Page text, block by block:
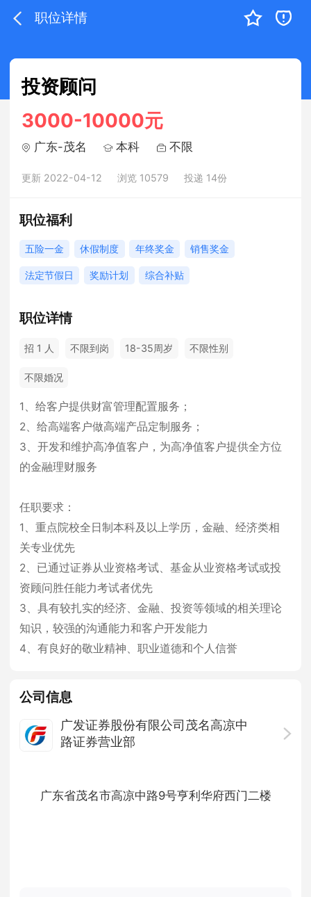
职位详情
投资顾问
3000-10000元
广东-茂名 本科 不限
更新 2022-04-12 浏览 10579 投递 14份
职位福利
五险一金 休假制度 年终奖金 销售奖金
法定节假日 奖励计划 综合补贴
职位详情
招 1 人 不限到岗 18-35周岁 不限性别
不限婚况
1、给客户提供财富管理配置服务；
2、给高端客户做高端产品定制服务；
3、开发和维护高净值客户，为高净值客户提供全方位
的金融理财服务
任职要求：
1、重点院校全日制本科及以上学历，金融、经济类相
关专业优先
2、已通过证券从业资格考试、基金从业资格考试或投
资顾问胜任能力考试者优先
3、具有较扎实的经济、金融、投资等领域的相关理论
知识，较强的沟通能力和客户开发能力
4、有良好的敬业精神、职业道德和个人信誉
公司信息
广发证券股份有限公司茂名高凉中
路证券营业部
广东省茂名市高凉中路9号亨利华府西门二楼